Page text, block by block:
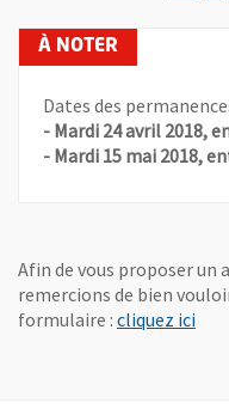
Dates des
- Mardi 24 avril 2018,
- Mardi 15 mai 2018,
Afin de vous proposer un
remercions de bien
formulaire : cliquez ici,